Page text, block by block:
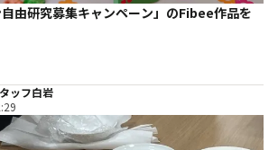
自由研究募集キャンペーン」のFibee作品を
ッフ白岩